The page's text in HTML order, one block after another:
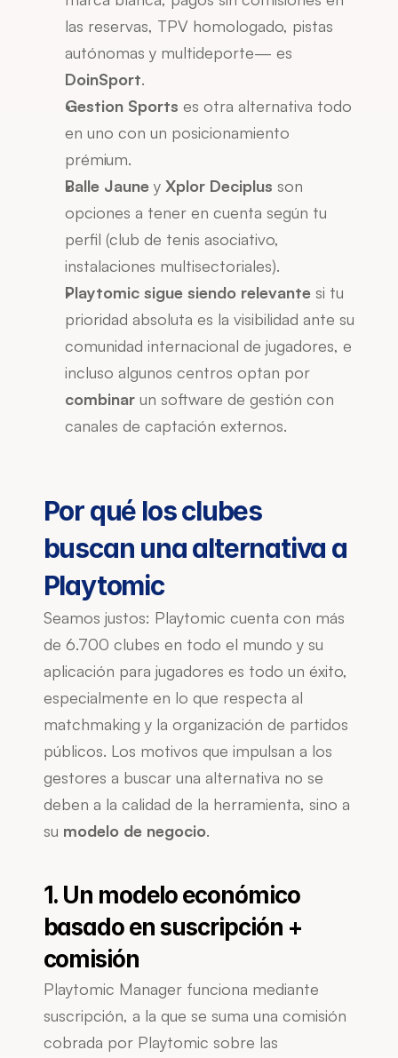
las reservas, TPV homologado, pistas
DoinSport.
Gestion Sports es otra alternativa todo
en uno con un posicionamiento
prémium.
Balle Jaune y Xplor Deciplus son
opciones a tener en cuenta según tu
perfil (club de tenis asociativo,
instalaciones multisectoriales).
Playtomic sigue siendo relevante si tu
prioridad absoluta es la visibilidad ante su
comunidad internacional de jugadores, e
incluso algunos centros optan por
combinar un software de gestión con
canales de captación externos.
Por qué los clubes
buscan una alternativa a
Playtomic
Seamos justos: Playtomic cuenta con más
de 6.700 clubes en todo el mundo y su
aplicación para jugadores es todo un éxito,
especialmente en lo que respecta al
matchmaking y la organización de partidos
públicos. Los motivos que impulsan a los
gestores a buscar una alternativa no se
deben a la calidad de la herramienta, sino a
su modelo de negocio.
1. Un modelo económico
basado en suscripción +
comisión
Playtomic Manager funciona mediante
suscripción, a la que se suma una comisión
cobrada por Playtomic sobre las